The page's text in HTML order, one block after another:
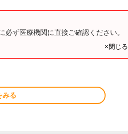
ず医療機関に直接ご確認ください。
×閉じる
みる